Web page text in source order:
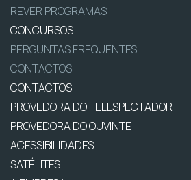
REVER PROGRAMAS
CONCURSOS
PERGUNTAS FREQUENTES
CONTACTOS
CONTACTOS
PROVEDORA DO TELESPECTADOR
PROVEDORA DO OUVINTE
ACESSIBILIDADES
SATÉLITES